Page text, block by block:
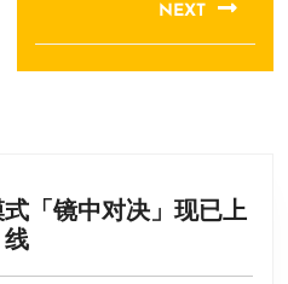
NEXT
post:
式「镜中对决」现已上
线《月
圆